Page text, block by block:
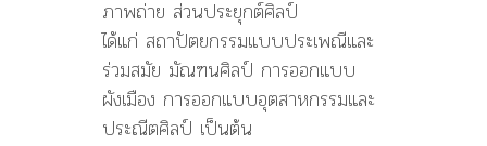
ภาพถ่าย ส่วนประยุกต์ศิลป์
ได้แก่ สถาปัตยกรรมแบบประเพณีและ
ร่วมสมัย มัณฑนศิลป์ การออกแบบ
ผังเมือง การออกแบบอุตสาหกรรมและ
ประณีตศิลป์ เป็นต้น